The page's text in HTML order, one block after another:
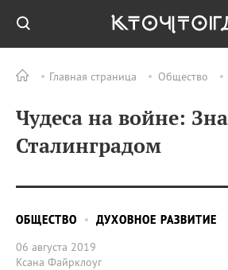
Главная страница Общество
Чудеса на войне:
Сталинградом
ОБЩЕСТВО
ДУХОВНОЕ РАЗВИТИЕ
06 августа 2019
Ксана Файрклоуг